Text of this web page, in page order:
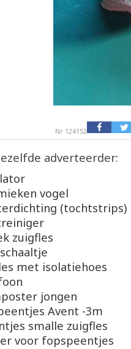
Nr 124152
adverteerder:
vogel
(tochtstrips)
zuigfles
met isolatiehoes
jongen
Avent -3m
smalle zuigfles
voor fopspeentjes